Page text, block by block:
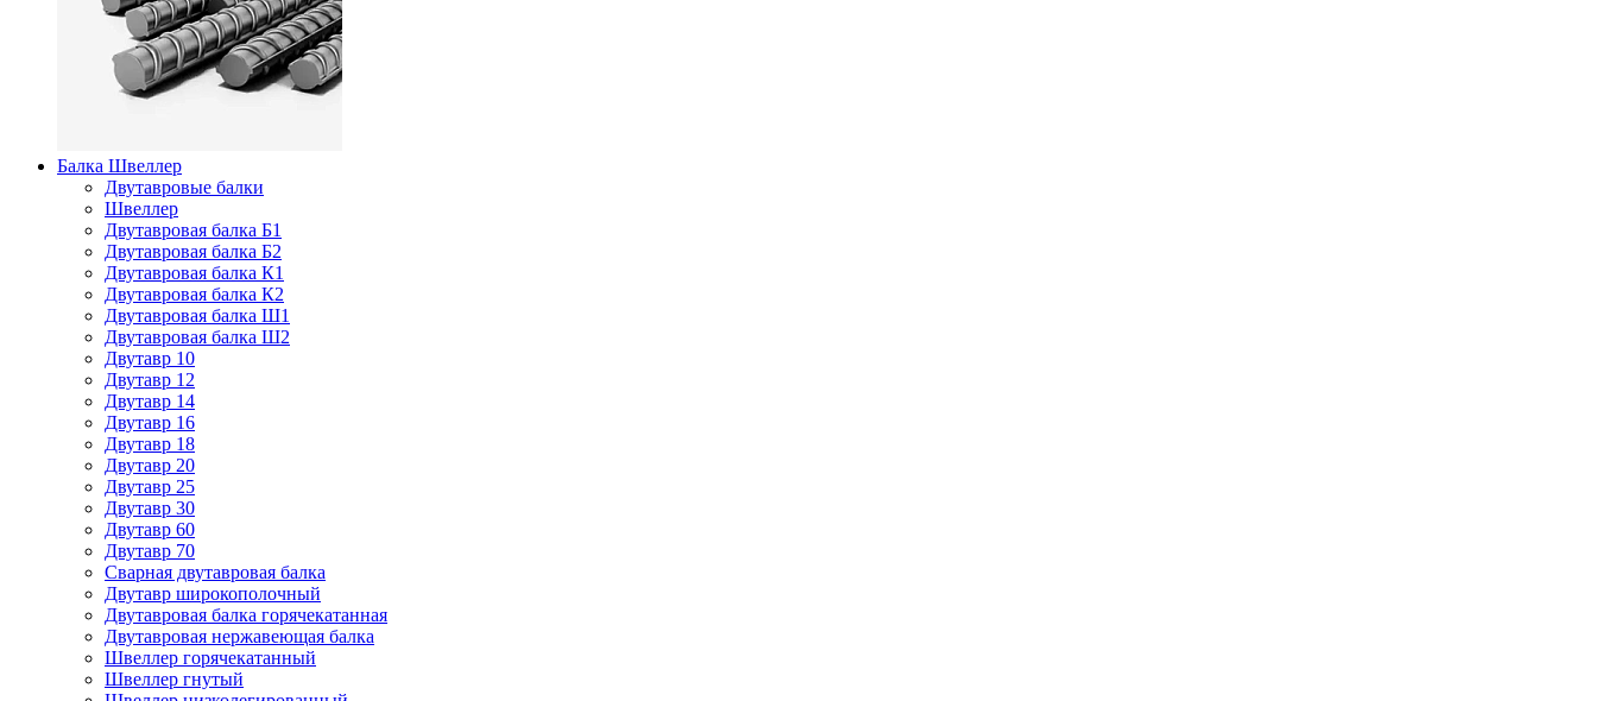
Балка Швеллер
Двутавровые балки
Швеллер
Двутавровая балка Б1
Двутавровая балка Б2
Двутавровая балка К1
Двутавровая балка К2
Двутавровая балка Ш1
Двутавровая балка Ш2
Двутавр 10
Двутавр 12
Двутавр 14
Двутавр 16
Двутавр 18
Двутавр 20
Двутавр 25
Двутавр 30
Двутавр 60
Двутавр 70
Сварная двутавровая балка
Двутавр широкополочный
Двутавровая балка горячекатанная
Двутавровая нержавеющая балка
Швеллер горячекатанный
Швеллер гнутый